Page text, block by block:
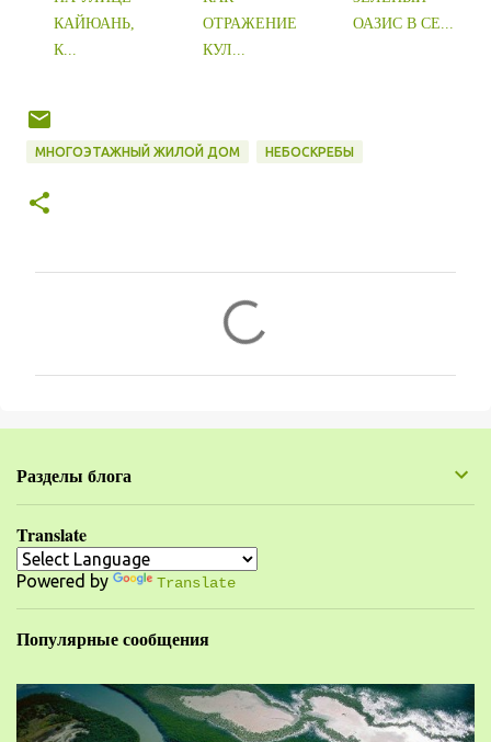
КАЙЮАНЬ,
К...
ОТРАЖЕНИЕ
КУЛ...
ОАЗИС В СЕ...
МНОГОЭТАЖНЫЙ ЖИЛОЙ ДОМ НЕБОСКРЕБЫ
е
т
р
и
и
Разделы блога
Translate
Powered by Translate
Популярные сообщения